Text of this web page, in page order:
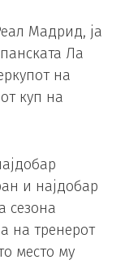
Мадрид, ја
Ла
на
куп на
и најдобар
сезона
на тренерот
место му